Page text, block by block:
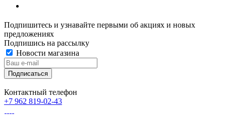
Подпишитесь и узнавайте первыми об акциях и новых
предложениях
Подпишись на рассылку
Новости магазина
Контактный телефон
+7 962 819-02-43